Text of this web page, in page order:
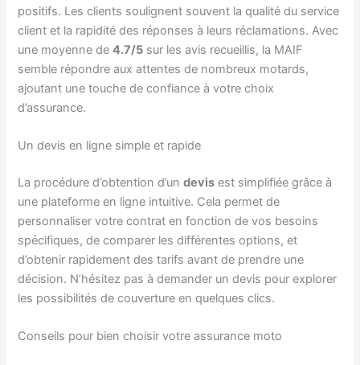
positifs. Les clients soulignent souvent la qualité du service
client et la rapidité des réponses à leurs réclamations. Avec
une moyenne de4.7/5 sur les avis recueillis, la MAIF
semble répondre aux attentes de nombreux motards,
ajoutant une touche de confiance à votre choix
d’assurance.
Un devis en ligne simple et rapide
La procédure d’obtention d’undevis est simplifiée grâce à
une plateforme en ligne intuitive. Cela permet de
personnaliser votre contrat en fonction de vos besoins
spécifiques, de comparer les différentes options, et
d’obtenir rapidement des tarifs avant de prendre une
décision. N’hésitez pas à demander un devis pour explorer
les possibilités de couverture en quelques clics.
Conseils pour bien choisir votre assurance moto